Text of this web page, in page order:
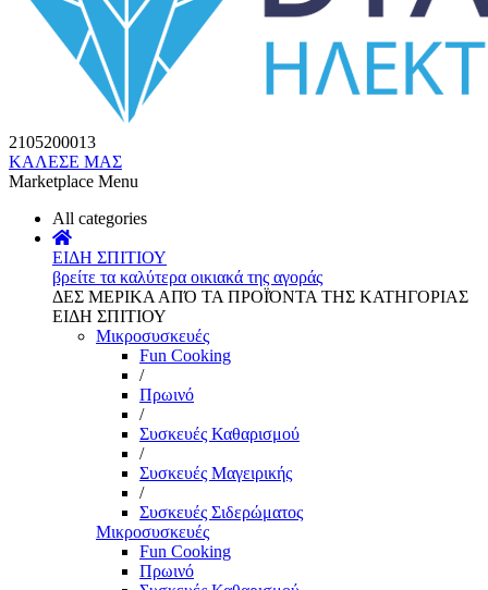
2105200013
ΚΑΛΕΣΕ ΜΑΣ
Marketplace Menu
All categories
ΕΙΔΗ ΣΠΙΤΙΟΥ
βρείτε τα καλύτερα οικιακά της αγοράς
ΔΕΣ ΜΕΡΙΚΑ ΑΠΌ ΤΑ ΠΡΟΪΌΝΤΑ ΤΗΣ ΚΑΤΗΓΟΡΙΑΣ
ΕΙΔΗ ΣΠΙΤΙΟΥ
Μικροσυσκευές
Fun Cooking
/
Πρωινό
/
Συσκευές Καθαρισμού
/
Συσκευές Μαγειρικής
/
Συσκευές Σιδερώματος
Μικροσυσκευές
Fun Cooking
Πρωινό